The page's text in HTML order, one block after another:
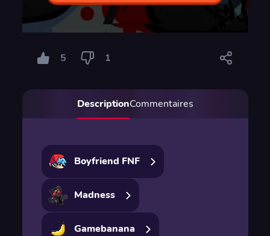
5 1
DescriptionCommentaires
Boyfriend FNF
Madness
Gamebanana